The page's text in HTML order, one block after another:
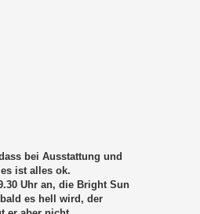
bei Ausstattung und
ist alles ok.
Uhr an, die Bright Sun
es hell wird, der